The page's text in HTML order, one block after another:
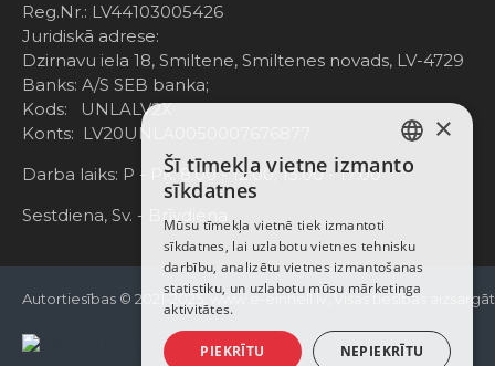
Reg.Nr.: LV44103005426
Juridiskā adrese:
Dzirnavu iela 18, Smiltene, Smiltenes novads, LV-4729
Banks: A/S SEB banka;
Kods: UNLALV2X
Konts: LV20UNLA0050007676877
Darba laiks: P - Pk. 8:00 - 12:00; 13:00 - 17:00
Sestdiena, Sv. - Brīvdiena
Autortiesības © 2021-2025, www.e-einhell.lv, Visas tiesības
LATVIAN
ENGLISH
×
Šī tīmekļa vietne izmanto
sīkdatnes
Mūsu tīmekļa vietnē tiek izmantoti
sīkdatnes, lai uzlabotu vietnes tehnisku
darbību, analizētu vietnes izmantošanas
statistiku, un uzlabotu mūsu mārketinga
aktivitātes.
PIEKRĪTU NEPIEKRĪTU